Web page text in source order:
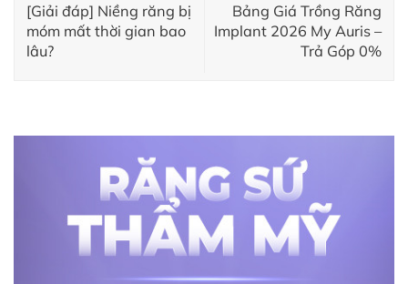
[Giải đáp] Niềng răng bị
móm mất thời gian bao
lâu?
Bảng Giá Trồng Răng
Implant 2026 My Auris –
Trả Góp 0%